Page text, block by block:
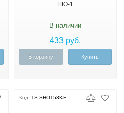
ШО-1
В наличии
433 руб.
В корзину Купить
Код: TS-SHO153KF